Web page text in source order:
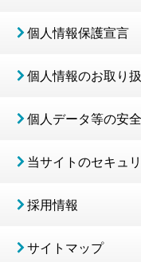
個人情報保護宣言
個人情報のお取り
個人データ等の安
当サイトのセキュ
採用情報
サイトマップ